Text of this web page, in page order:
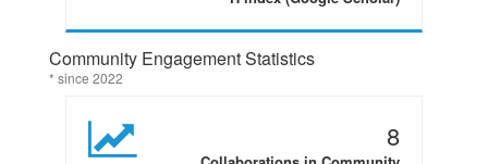
Community Engagement Statistics
* since 2022
8